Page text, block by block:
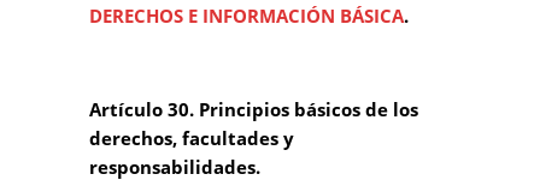
DERECHOS E INFORMACIÓN BÁSICA.
Artículo 30. Principios básicos de los
derechos, facultades y
responsabilidades.